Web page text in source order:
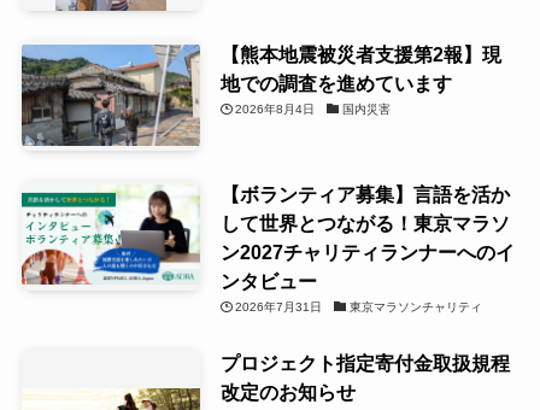
【熊本地震被災者支援第2報】現
地での調査を進めています
2026年8月4日 国内災害
【ボランティア募集】言語を活か
して世界とつながる！東京マラソ
ン2027チャリティランナーへのイ
ンタビュー
2026年7月31日 東京マラソンチャリティ
プロジェクト指定寄付金取扱規程
改定のお知らせ